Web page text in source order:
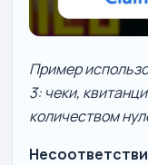
Пример
3: чеки,
количеством